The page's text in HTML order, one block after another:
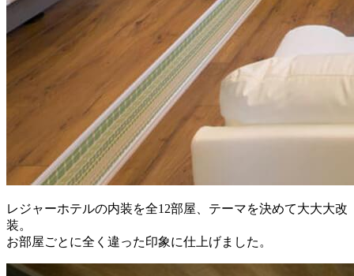
レジャーホテルの内装を全12部屋、テーマを決めて大大大改
装。
お部屋ごとに全く違った印象に仕上げました。